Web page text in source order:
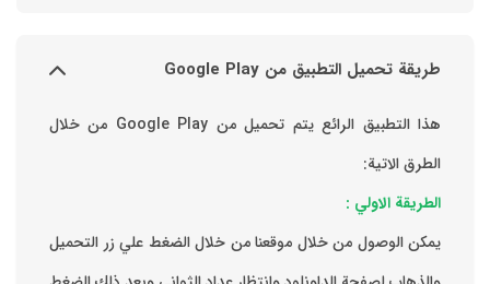
طريقة تحميل التطبيق من Google Play
هذا التطبيق الرائع يتم تحميل من Google Play من خلال
الطرق الاتية:
الطريقة الاولي :
يمكن الوصول من خلال موقعنا من خلال الضغط علي زر التحميل